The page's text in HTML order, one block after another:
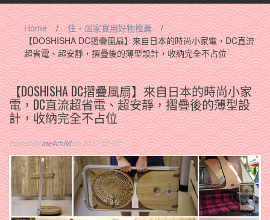
Home / 住‧居家實用好物推薦
/
【DOSHISHA DC摺疊風扇】來自日本的時尚小家電，DC直流
超省電、超安靜，摺疊後的薄型設計，收納完全不占位
【DOSHISHA DC摺疊風扇】來自日本的時尚小家
電，DC直流超省電、超安靜，摺疊後的薄型設
計，收納完全不占位
Posted Byme4childon 2017-09-07